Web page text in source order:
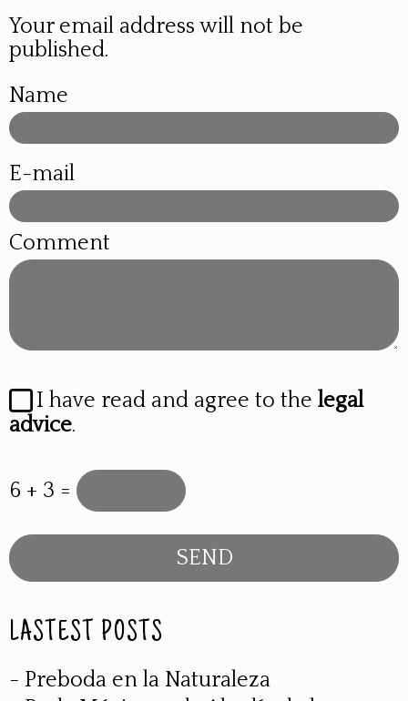
Your email address will not be
published.
Name
E-mail
Comment
I have read and agree to the legal
advice.
6 + 3 =
LASTEST POSTS
- Preboda en la Naturaleza